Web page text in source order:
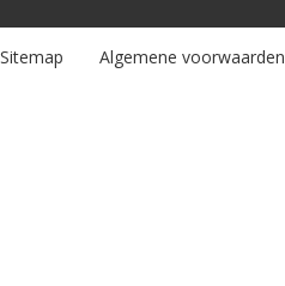
Sitemap Algemene voorwaarden